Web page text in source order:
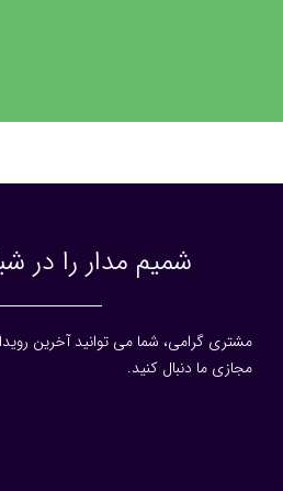
شمیم مدار را در
مشتری گرامی، شما می توانید آخرین
مجازی ما دنبال کنید.